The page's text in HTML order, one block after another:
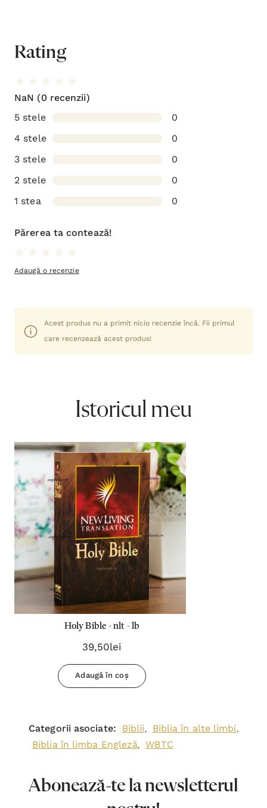
Rating
NaN (0 recenzii)
5 stele
0
4 stele
0
3 stele
0
2 stele
0
1 stea
0
Părerea ta contează!
Adaugă o recenzie
Acest produs nu a primit nicio recenzie încă. Fii primul
care recenzează acest produs!
Istoricul meu
Holy Bible - nlt - lb
39,50lei
Adaugă în coș
Categorii asociate: Biblii, Biblia în alte limbi,
Biblia în limba Engleză, WBTC
Abonează-te la newsletterul